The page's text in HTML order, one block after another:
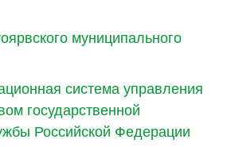
муниципального
система управления
государственной
Российской Федерации